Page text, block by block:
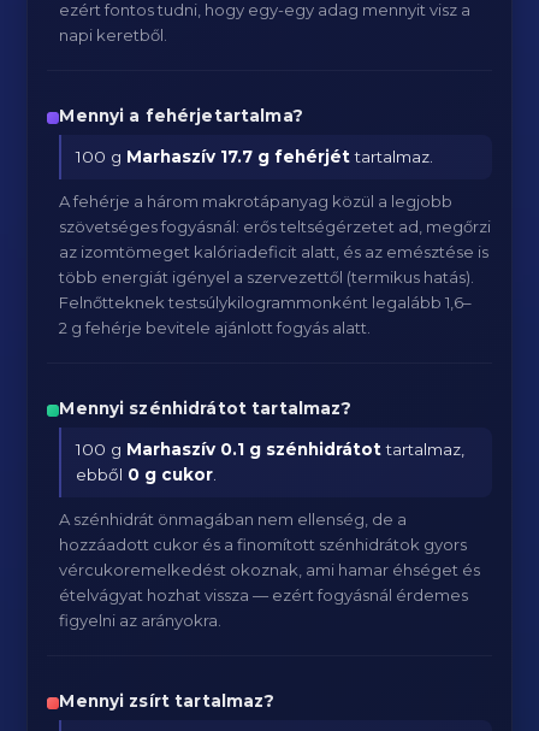
ezért fontos tudni, hogy egy-egy adag mennyit visz a
napi keretből.
Mennyi a fehérjetartalma?
100 g Marhaszív 17.7 g fehérjéttartalmaz.
A fehérje a három makrotápanyag közül a legjobb
szövetséges fogyásnál: erős teltségérzetet ad, megőrzi
az izomtömeget kalóriadeficit alatt, és az emésztése is
több energiát igényel a szervezettől (termikus hatás).
Felnőtteknek testsúlykilogrammonként legalább 1,6–
2 g fehérje bevitele ajánlott fogyás alatt.
Mennyi szénhidrátot tartalmaz?
100 g Marhaszív 0.1 g szénhidrátottartalmaz,
ebből 0 g cukor
A szénhidrát önmagában nem ellenség, de a
hozzáadott cukor és a finomított szénhidrátok gyors
vércukoremelkedést okoznak, ami hamar éhséget és
ételvágyat hozhat vissza — ezért fogyásnál érdemes
figyelni az arányokra.
Mennyi zsírt tartalmaz?